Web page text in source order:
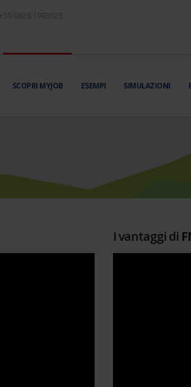
+39 0828 1993023
SCOPRI MYJOB ESEMPI SIMULAZIONI
I vantaggi di